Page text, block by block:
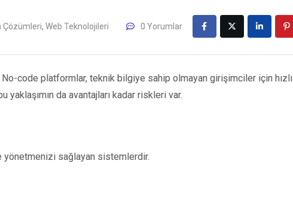
Çözümleri, Web Teknolojileri 0 Yorumlar
No-code platformlar, teknik bilgiye sahip olmayan girişimciler için hızlı
da avantajları kadar riskleri var.
yönetmenizi sağlayan sistemlerdir.